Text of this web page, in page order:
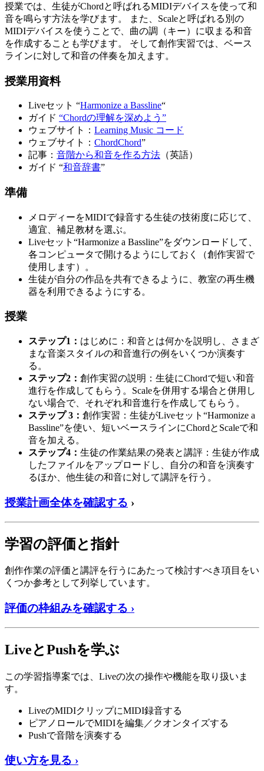
授業では、生徒がChordと呼ばれるMIDIデバイスを使って和
音を鳴らす方法を学びます。 また、Scaleと呼ばれる別の
MIDIデバイスを使うことで、曲の調（キー）に収まる和音
を作成することも学びます。 そして創作実習では、ベース
ラインに対して和音の伴奏を加えます。
授業用資料
Liveセット “Harmonize a Bassline“
ガイド “Chordの理解を深めよう”
ウェブサイト： Learning Music コード
ウェブサイト： ChordChord”
記事： 音階から和音を作る方法 （英語）
ガイド “和音辞書”
準備
メロディーをMIDIで録音する生徒の技術度に応じて、
適宜、補足教材を選ぶ。
Liveセット“Harmonize a Bassline”をダウンロードして、
各コンピュータで開けるようにしておく（創作実習で
使用します）。
生徒が自分の作品を共有できるように、教室の再生機
器を利用できるようにする。
授業
ステップ1： はじめに：和音とは何かを説明し、さまざ
まな音楽スタイルの和音進行の例をいくつか演奏す
る。
ステップ2： 創作実習の説明：生徒にChordで短い和音
進行を作成してもらう。Scaleを併用する場合と併用し
ない場合で、それぞれ和音進行を作成してもらう。
ステップ 3： 創作実習：生徒がLiveセット“Harmonize a
Bassline”を使い、短いベースラインにChordとScaleで和
音を加える。
ステップ4： 生徒の作業結果の発表と講評：生徒が作成
したファイルをアップロードし、自分の和音を演奏す
るほか、他生徒の和音に対して講評を行う。
授業計画全体を確認する ›
学習の評価と指針
創作作業の評価と講評を行うにあたって検討すべき項目をい
くつか参考として列挙しています。
評価の枠組みを確認する ›
LiveとPushを学ぶ
この学習指導案では、Liveの次の操作や機能を取り扱いま
す。
LiveのMIDIクリップにMIDI録音する
ピアノロールでMIDIを編集／クオンタイズする
Pushで音階を演奏する
使い方を見る ›